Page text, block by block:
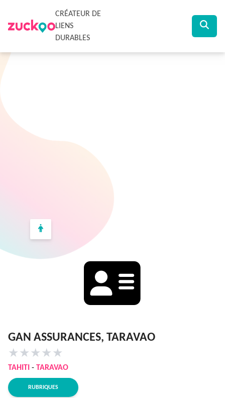
CRÉATEUR DE
LIENS
DURABLES
GAN ASSURANCES, TARAVAO
★ ★ ★ ★ ★
TAHITI - TARAVAO
RUBRIQUES